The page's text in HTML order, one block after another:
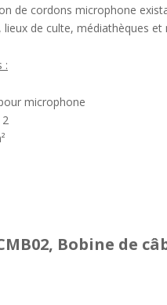
de cordons microphone
lieux de culte, médiathèques et
:
microphone
Bobine de